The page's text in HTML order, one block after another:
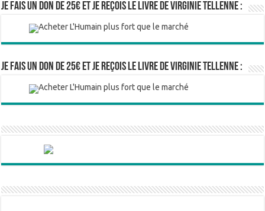
Je fais un don de 25€ et je reçois le livre de Virginie Tellenne :
Je fais un don de 25€ et je reçois le livre de Virginie Tellenne :